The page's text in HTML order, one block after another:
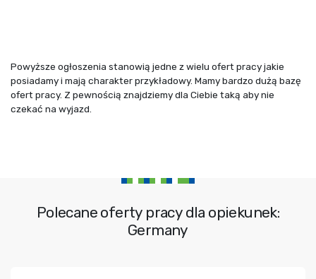
Powyższe ogłoszenia stanowią jedne z wielu ofert pracy jakie
posiadamy i mają charakter przykładowy. Mamy bardzo dużą bazę
ofert pracy. Z pewnością znajdziemy dla Ciebie taką aby nie
czekać na wyjazd.
Polecane oferty pracy dla opiekunek:
Germany